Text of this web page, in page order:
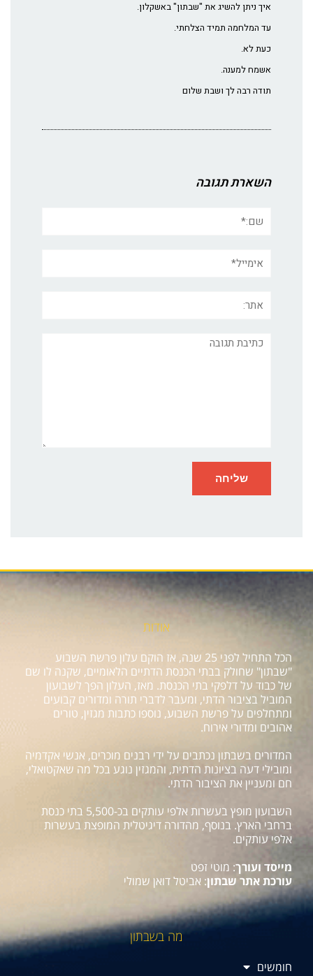
איך ניתן להשיג את "שבתון" באשקלון.
עד המלחמה תמיד הצלחתי.
כעת לא.
אשמח למענה.
תודה רבה לך ושבת שלום
השארת תגובה
תגובה
אודות
הכל התחיל לפני 25 שנה, אז הוקם עלון פרשת השבוע
"שבתון" שחולק בבתי הכנסת הדתיים הלאומיים, שקנה לו שם
של כבוד על דלפקי בתי הכנסת. מאז, העלון הפך לשבועון
המוביל בציבור הדתי, ומעבר לדברי תורה ומדורים קבועים
ומתחלפים על פרשת השבוע, נוספו כתבות מגזין, טורים
אהובים ומדורי אירוח.
המדורים בשבתון נכתבים על ידי רבנים מוכרים, אנשי אקדמיה
ומובילי דעה בציונות הדתית, והמגזין נוגע בכל מה שאקטואלי,
חם ומעניין את הציבור הדתי.
השבועון מופץ בעשרות אלפי עותקים בכ-5,500 בתי כנסת
ברחבי הארץ. בנוסף, מהדורה דיגיטלית המופצת בעשרות
אלפי עותקים.
מייסד ועורך: מוטי זפט
עורכת אתר שבתון: אביטל דואן שמולי
מה בשבתון
חומשים